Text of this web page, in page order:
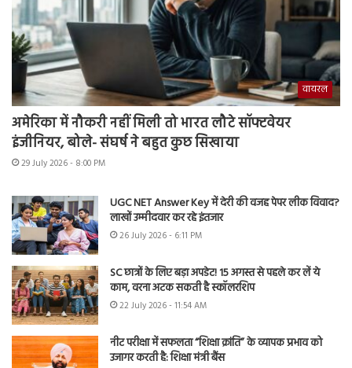
वायरल
अमेरिका में नौकरी नहीं मिली तो भारत लौटे सॉफ्टवेयर
इंजीनियर, बोले- संघर्ष ने बहुत कुछ सिखाया
29 July 2026 - 8:00 PM
UGC NET Answer Key में देरी की वजह पेपर लीक विवाद?
लाखों उम्मीदवार कर रहे इंतजार
26 July 2026 - 6:11 PM
SC छात्रों के लिए बड़ा अपडेट! 15 अगस्त से पहले कर लें ये
काम, वरना अटक सकती है स्कॉलरशिप
22 July 2026 - 11:54 AM
नीट परीक्षा में सफलता “शिक्षा क्रांति” के व्यापक प्रभाव को
उजागर करती है: शिक्षा मंत्री बैंस